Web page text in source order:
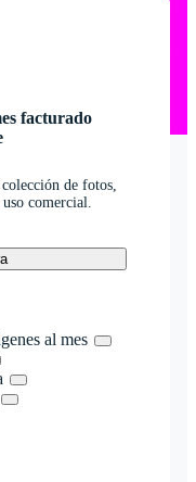
facturado
de fotos,
comercial.
al mes